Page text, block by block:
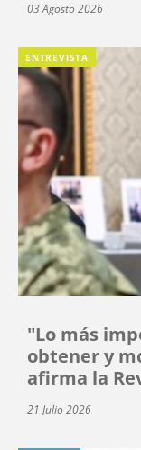
03 Agosto 2026
ENTREVISTA
"Lo más
obtener y
afirma la
21 Julio 2026